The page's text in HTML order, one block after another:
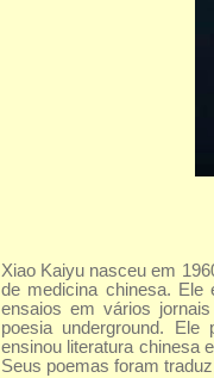
Xiao Kaiyu nasceu em
de medicina chinesa.
ensaios em vários
poesia underground.
ensinou literatura chinesa
Seus poemas foram